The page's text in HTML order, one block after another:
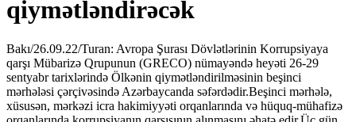
qiymətləndirəcək
Bakı/26.09.22/Turan: Avropa Şurası Dövlətlərinin Korrupsiyaya
qarşı Mübarizə Qrupunun (GRECO) nümayəndə heyəti 26-29
sentyabr tarixlərində Ölkənin qiymətləndirilməsinin beşinci
mərhələsi çərçivəsində Azərbaycanda səfərdədir.Beşinci mərhələ,
xüsusən, mərkəzi icra hakimiyyəti orqanlarında və hüquq-mühafizə